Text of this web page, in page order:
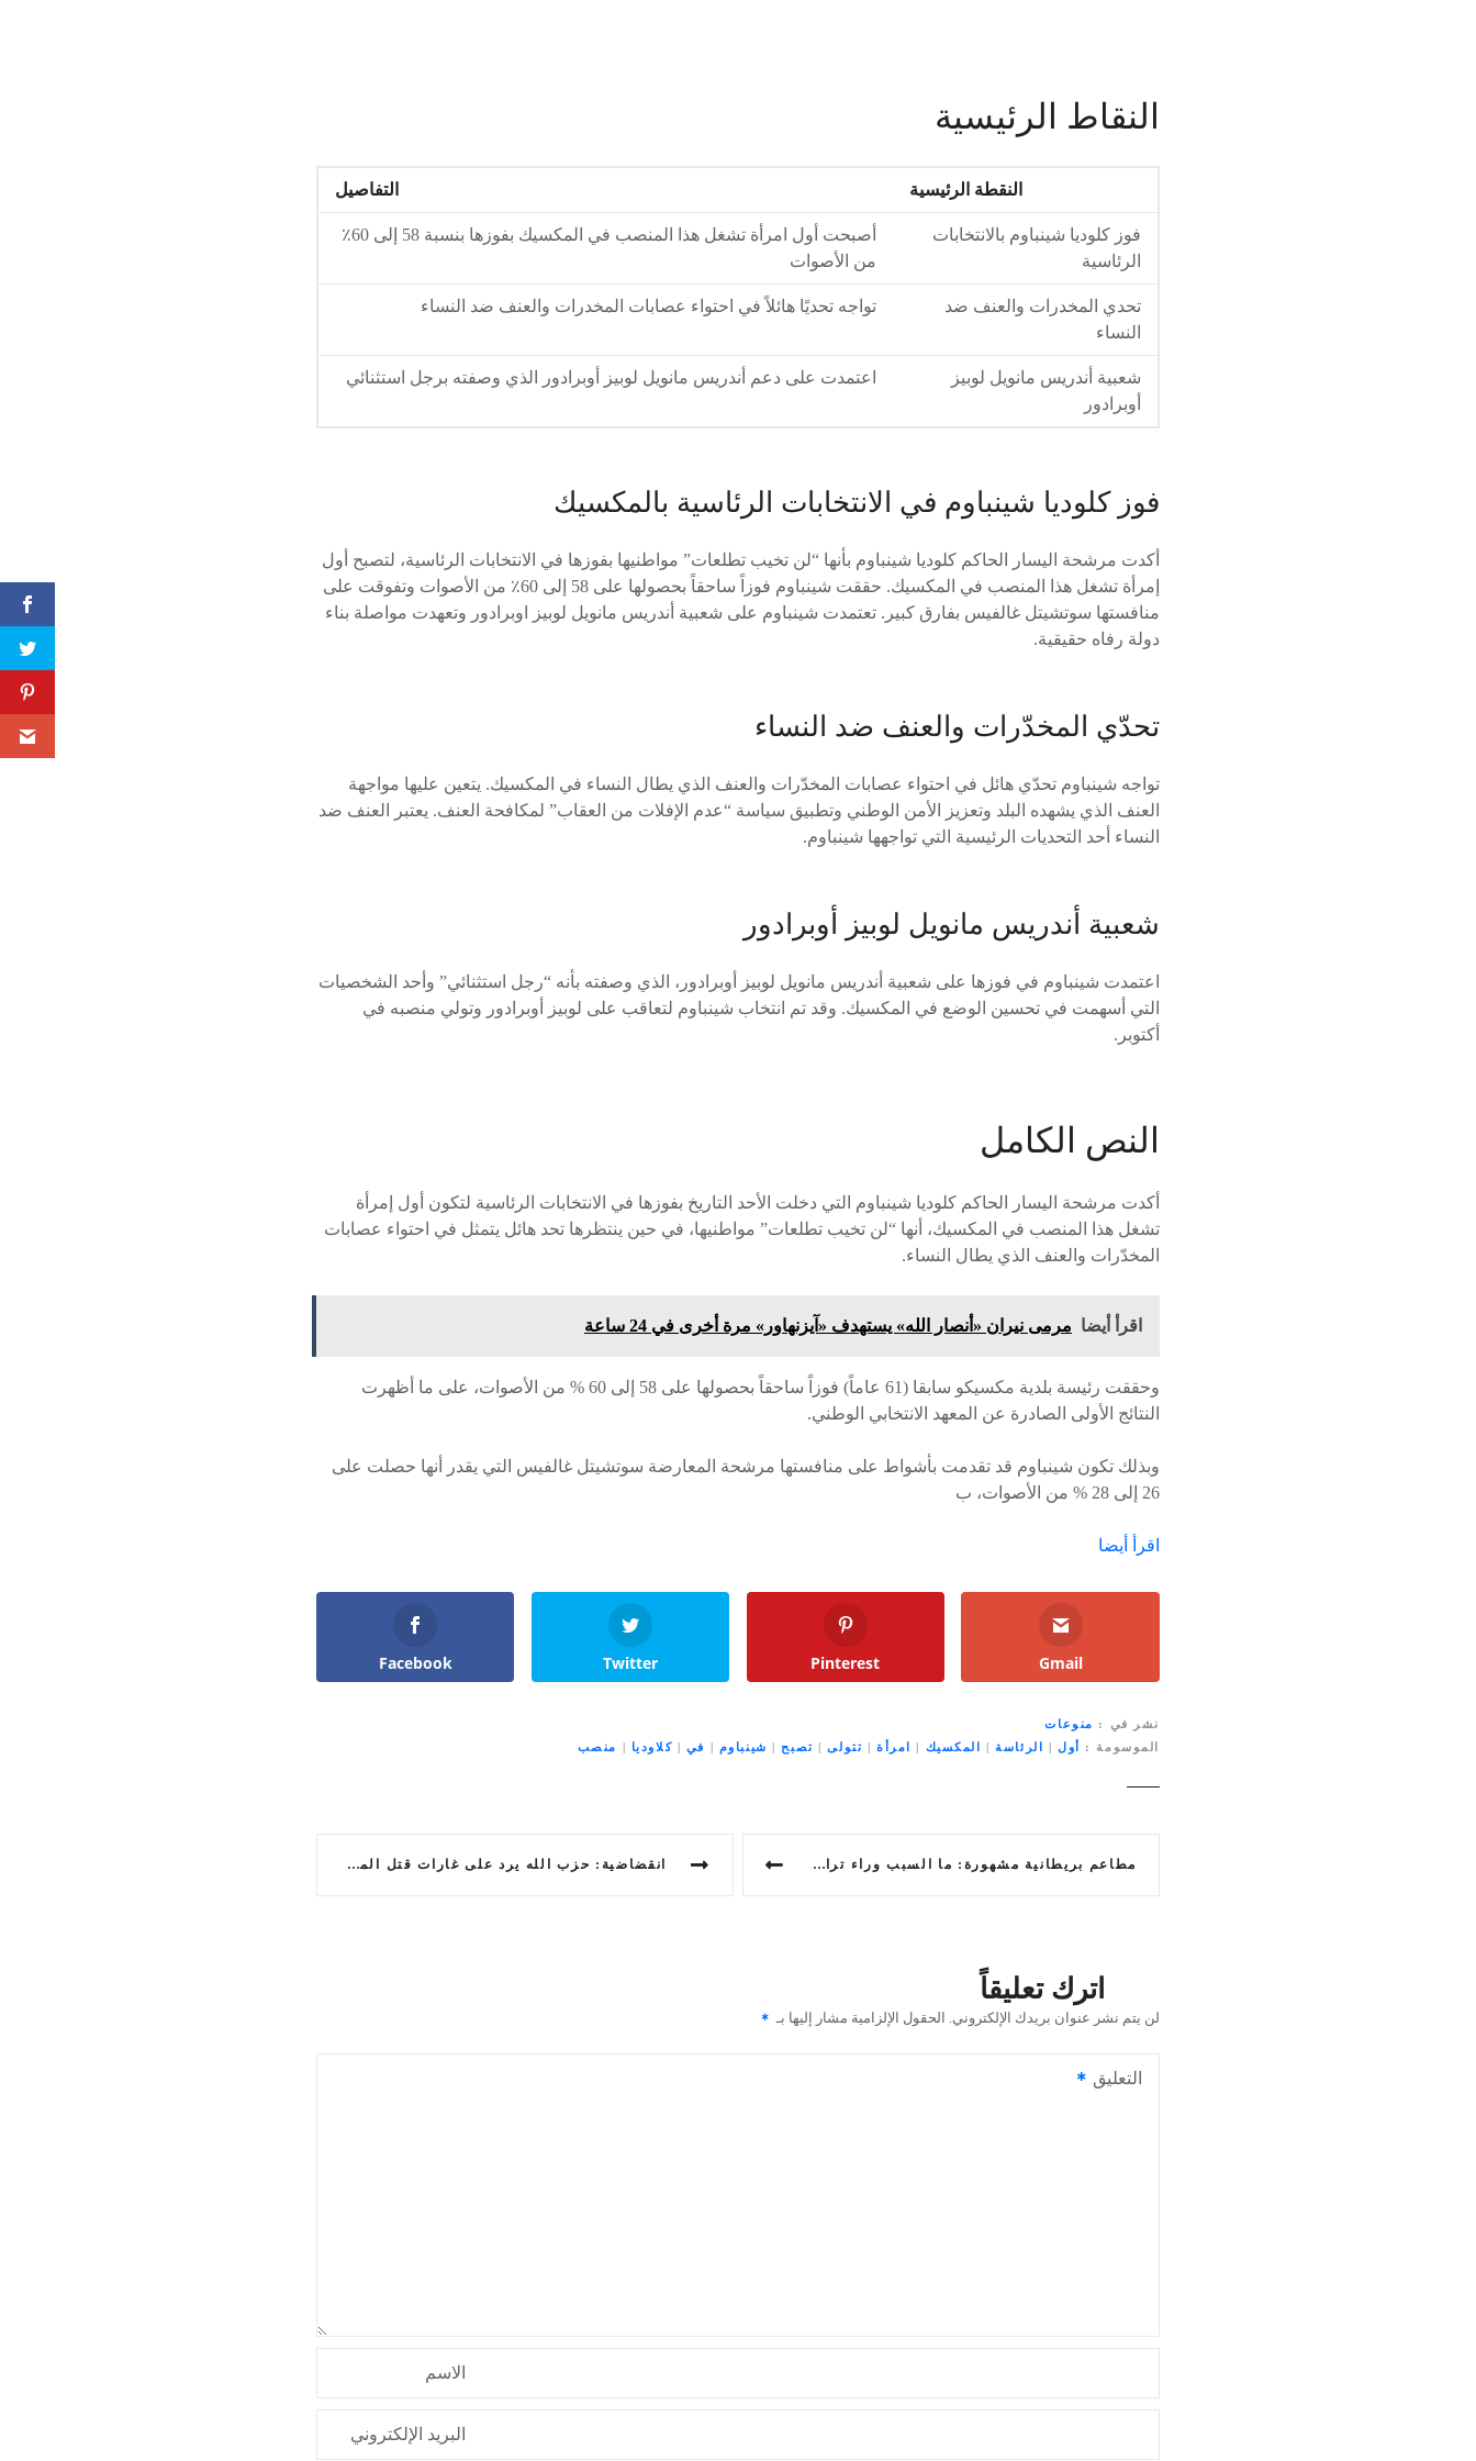
النقاط الرئيسية
النقطة الرئيسية التفاصيل
فوز كلوديا شينباوم بالانتخابات
الرئاسية
أصبحت أول امرأة تشغل هذا المنصب في المكسيك بفوزها بنسبة 58 إلى 60٪
من الأصوات
تحدي المخدرات والعنف ضد
النساء
تواجه تحديًا هائلاً في احتواء عصابات المخدرات والعنف ضد النساء
شعبية أندريس مانويل لوبيز
أوبرادور
اعتمدت على دعم أندريس مانويل لوبيز أوبرادور الذي وصفته برجل استثنائي
فوز كلوديا شينباوم في الانتخابات الرئاسية بالمكسيك
أكدت مرشحة اليسار الحاكم كلوديا شينباوم بأنها “لن تخيب تطلعات” مواطنيها بفوزها في الانتخابات الرئاسية، لتصبح أول
إمرأة تشغل هذا المنصب في المكسيك. حققت شينباوم فوزاً ساحقاً بحصولها على 58 إلى 60٪ من الأصوات وتفوقت على
منافستها سوتشيتل غالفيس بفارق كبير. تعتمدت شينباوم على شعبية أندريس مانويل لوبيز اوبرادور وتعهدت مواصلة بناء
دولة رفاه حقيقية.
تحدّي المخدّرات والعنف ضد النساء
تواجه شينباوم تحدّي هائل في احتواء عصابات المخدّرات والعنف الذي يطال النساء في المكسيك. يتعين عليها مواجهة
العنف الذي يشهده البلد وتعزيز الأمن الوطني وتطبيق سياسة “عدم الإفلات من العقاب” لمكافحة العنف. يعتبر العنف ضد
النساء أحد التحديات الرئيسية التي تواجهها شينباوم.
شعبية أندريس مانويل لوبيز أوبرادور
اعتمدت شينباوم في فوزها على شعبية أندريس مانويل لوبيز أوبرادور، الذي وصفته بأنه “رجل استثنائي” وأحد الشخصيات
التي أسهمت في تحسين الوضع في المكسيك. وقد تم انتخاب شينباوم لتعاقب على لوبيز أوبرادور وتولي منصبه في
أكتوبر.
النص الكامل
أكدت مرشحة اليسار الحاكم كلوديا شينباوم التي دخلت الأحد التاريخ بفوزها في الانتخابات الرئاسية لتكون أول إمرأة
تشغل هذا المنصب في المكسيك، أنها “لن تخيب تطلعات” مواطنيها، في حين ينتظرها تحد هائل يتمثل في احتواء عصابات
المخدّرات والعنف الذي يطال النساء.
اقرأ أيضا مرمى نيران «أنصار الله» يستهدف «آيزنهاور» مرة أخرى في 24 ساعة
وحققت رئيسة بلدية مكسيكو سابقا (61 عاماً) فوزاً ساحقاً بحصولها على 58 إلى 60 % من الأصوات، على ما أظهرت
النتائج الأولى الصادرة عن المعهد الانتخابي الوطني.
وبذلك تكون شينباوم قد تقدمت بأشواط على منافستها مرشحة المعارضة سوتشيتل غالفيس التي يقدر أنها حصلت على
26 إلى 28 % من الأصوات، ب
اقرأ أيضا
Facebook Twitter Pinterest Gmail
نشر في
منوعات
الموسومة
أول | الرئاسة| المكسيك | امرأة| تتولى| تصبح| شينباوم | في | كلاوديا | منصب
ا
مطاعم بريطانية مشهورة: ما السبب وراء تراجع خططها لفتح فروع في إسرائيل؟ انقضاضية: حزب الله يرد على غارات قتل المدنيين في إسرائيل
اترك تعليقاً
لن يتم نشر عنوان بريدك الإلكتروني. الحقول الإلزامية مشار إليها بـ
التعليق
الاسم
البريد الإلكتروني